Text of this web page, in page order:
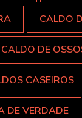
CALDO
CALDO DE
CASEIROS
DE VERDADE